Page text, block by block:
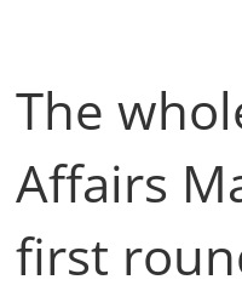
The
Affairs
first